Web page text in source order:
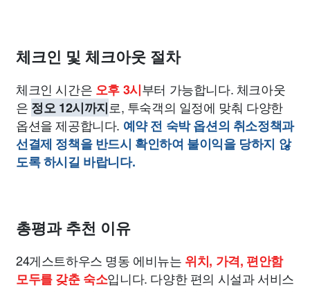
체크인 및 체크아웃 절차
체크인 시간은 오후 3시부터 가능합니다. 체크아웃
은 정오 12시까지로, 투숙객의 일정에 맞춰 다양한
옵션을 제공합니다. 예약 전 숙박 옵션의 취소정책과
선결제 정책을 반드시 확인하여 불이익을 당하지 않
도록 하시길 바랍니다.
총평과 추천 이유
24게스트하우스 명동 에비뉴는 위치, 가격, 편안함
모두를 갖춘 숙소입니다. 다양한 편의 시설과 서비스